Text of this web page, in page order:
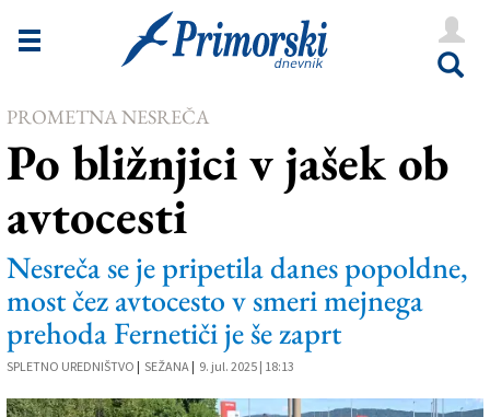
Novice
Goriška
Kultura
Šport
Še
Vreme
V Kioskih
PROMETNA NESREČA
Po bližnjici v jašek ob
avtocesti
Nesreča se je pripetila danes popoldne,
most čez avtocesto v smeri mejnega
prehoda Fernetiči je še zaprt
SPLETNO UREDNIŠTVO | SEŽANA | 9. jul. 2025 | 18:13